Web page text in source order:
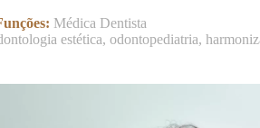
Médica Dentista
estética, odontopediatria,